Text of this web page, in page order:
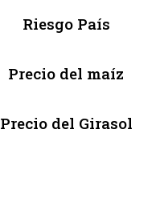
Riesgo País
Precio del maíz
Precio del Girasol